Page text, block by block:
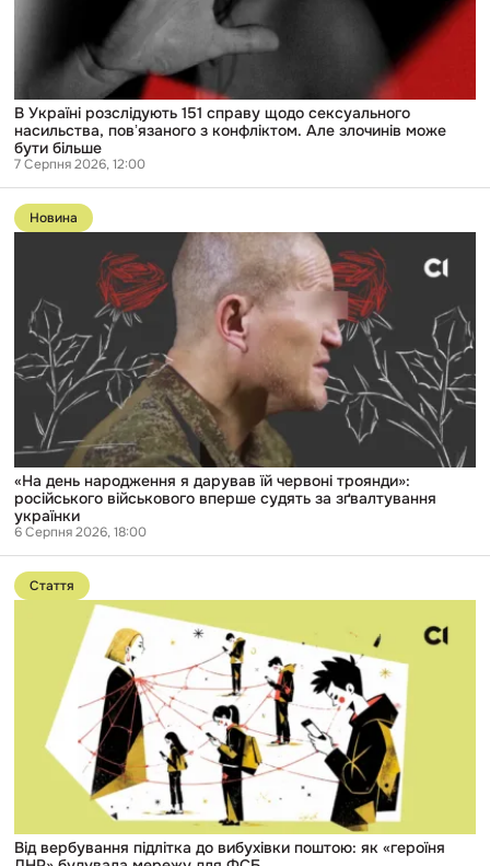
конфліктом.
може
бути
більше
В Україні розслідують 151 справу щодо сексуального
насильства, повʼязаного з конфліктом. Але злочинів може
бути більше
7 Серпня 2026, 12:00
Перейти
до
публікації
народження
дарував
червоні
троянди»:
російського
військового
вперше
судять
за
зґвалтування
українки
Новина
«На день народження я дарував їй червоні троянди»:
російського військового вперше судять за зґвалтування
українки
6 Серпня 2026, 18:00
Перейти
до
публікації
вербування
вибухівки
поштою:
«героїня
будувала
Стаття
Від вербування підлітка до вибухівки поштою: як «героїня